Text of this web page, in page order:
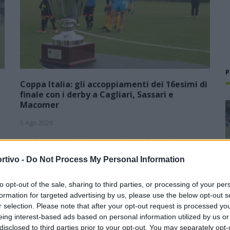
- Do Not Process My Personal Information
opt-out of the sale, sharing to third parties, or processing of your
for targeted advertising by us, please use the below opt-out
selection. Please note that after your opt-out request is processed
interest-based ads based on personal information utilized by us
to third parties prior to your opt-out. You may separately
Coppa Italia: gli accoppiamenti dei 16esimi di
finale con i derby a Cagliari, Sassari e
Macomer
5 Ago 2026
Con il campionato di Promozione che avrà inizio domenica 13
della Coppa Italia in programma domenica 30 agosto
Il Coghinas ancora più forte con
Sechi e Scanu, al Macomer arriva
Bonfigli